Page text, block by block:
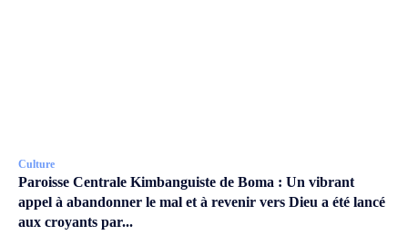
Culture
Paroisse Centrale Kimbanguiste de Boma : Un vibrant
appel à abandonner le mal et à revenir vers Dieu a été lancé
aux croyants par...